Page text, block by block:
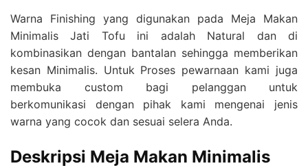
Warna Finishing yang digunakan pada Meja Makan
Minimalis Jati Tofu ini adalah Natural dan di
kombinasikan dengan bantalan sehingga memberikan
kesan Minimalis. Untuk Proses pewarnaan kami juga
membuka custom bagi pelanggan untuk
berkomunikasi dengan pihak kami mengenai jenis
warna yang cocok dan sesuai selera Anda.
Deskripsi Meja Makan Minimalis